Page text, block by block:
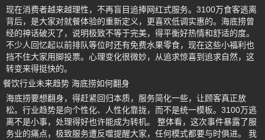
现在消费者越来越理性，不再盲目追捧网红式服务。3100万食客逃离
背后，是大家对就餐体验的重新定义，更喜欢低调实惠的。海底捞曾
经的神话破灭了，说明极致不等于完美，得平衡好热情和舒适的度。
不少人回忆起以前排队等位时还有免费水果零食，现在这些小福利也
挡不住大家用脚投票。心理变化很微妙，从追求惊喜到追求自然，这
转变来得挺快的。
餐饮行业未来趋势 海底捞如何翻身
海底捞要想翻身，得赶紧回归本质，服务简化一些，让顾客真正放
松。行业趋势是向个性化、人性化靠拢，而不是统一模板。3100万逃
离不是小事，处理得好也许能成为转机。 整体看，这次事件暴露了服
务业的痛点，极致服务遭反噬提醒大家，任何模式都要与时俱进。 我